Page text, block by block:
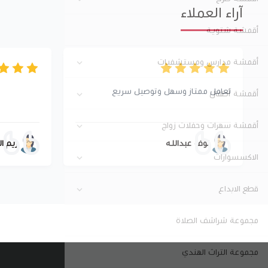
أقمشة شتوية
أقمشة مدارس ومستشفيات
أقمشة أطفال
أقمشة سهرات وحفلات زواج
الاكسسوارات
قطع الابداع
مجموعة شراشف الصلاة
مجموعة التراث الهندي
آراء العملاء
تعامل ممتاز وسهل وتوصيل سريع
نوف عبدالله ريم